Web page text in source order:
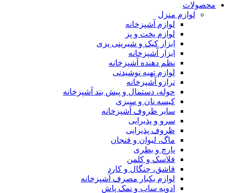
محصولات
لوازم منزل
لوازم آشپزخانه
لوازم پخت و پز
ابزار کیک و شیرینی پزی
ابزار آشپزخانه
نظم دهنده آشپزخانه
لوازم تهیه نوشیدنی
ترازو آشپزخانه
حوله، دستمال و پیش بند آشپزخانه
کیسه نان و سبزی
سایر ظروف آشپزخانه
سرو و پذیرایی
ظروف پذیرایی
ماگ، لیوان و فنجان
پارچ و بطری
فلاسک و کلمن
قاشق، چنگال و کارد
لوازم یکبار مصرف آشپزخانه
ادویه ساب و نمک پاش